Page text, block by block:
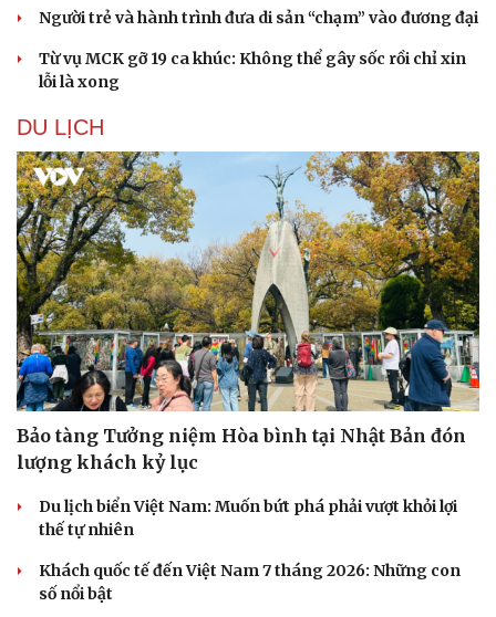
Văn hóa
Sân khấu - Điện ảnh
Văn học
Âm nhạc
Giải trí
Thời trang
Người trẻ và hành trình đưa di sản “chạm” vào đương đại
Từ vụ MCK gỡ 19 ca khúc: Không thể gây sốc rồi chỉ xin
lỗi là xong
DU LỊCH
Bảo tàng Tưởng niệm Hòa bình tại Nhật Bản đón
lượng khách kỷ lục
Du lịch biển Việt Nam: Muốn bứt phá phải vượt khỏi lợi
thế tự nhiên
Khách quốc tế đến Việt Nam 7 tháng 2026: Những con
số nổi bật